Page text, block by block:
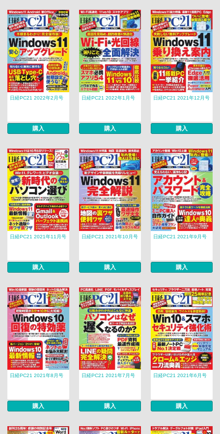
日経PC21 2022年2月号
購入
日経PC21 2022年1月号
購入
日経PC21 2021年12月号
購入
日経PC21 2021年11月号
購入
日経PC21 2021年10月号
購入
日経PC21 2021年9月号
購入
日経PC21 2021年8月号
購入
日経PC21 2021年7月号
購入
日経PC21 2021年6月号
購入